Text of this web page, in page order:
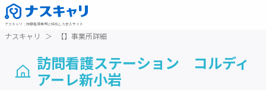
ナスキャリ ： 訪問看護業界に特化した求人サイト
ナスキャリ ＞ 【】事業所詳細
訪問看護ステーション コルディ
アーレ新小岩